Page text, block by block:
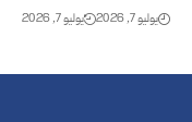
يوليو 7, 2026 يوليو 7, 2026